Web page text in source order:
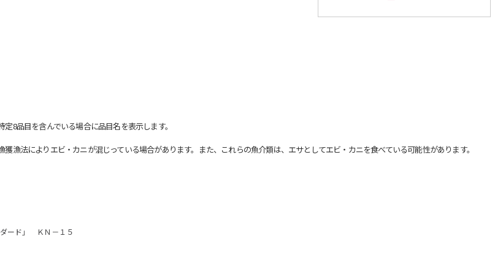
8品目を含んでいる場合に品目名を表示します。
法によりエビ・カニが混じっている場合があります。また、これらの魚介類は、エサとしてエビ・カニを食べている可能性があります。
ード」 ＫＮ－１５